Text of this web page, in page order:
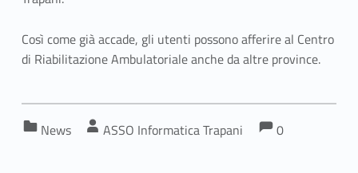
Così come già accade, gli utenti possono afferire al Centro
di Riabilitazione Ambulatoriale anche da altre province.
News ASSO Informatica Trapani
Comments:
Comments:
0